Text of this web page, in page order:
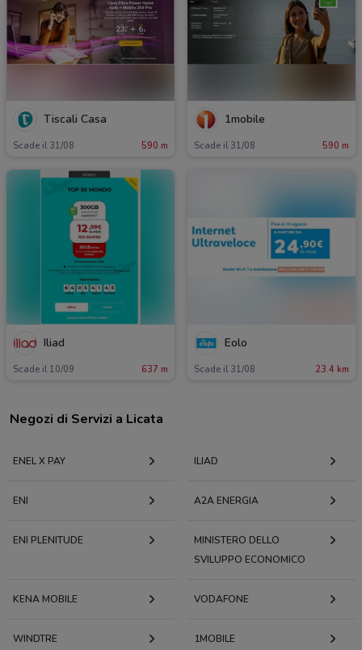
Tiscali Casa
Scade il 31/08 590 m
1mobile
Scade il 31/08 590 m
Iliad
Scade il 10/09 637 m
Eolo
Scade il 31/08 23.4 km
Negozi di Servizi a Licata
ENEL X PAY ILIAD
ENI A2A ENERGIA
ENI PLENITUDE
MINISTERO DELLO
SVILUPPO ECONOMICO
KENA MOBILE VODAFONE
WINDTRE 1MOBILE